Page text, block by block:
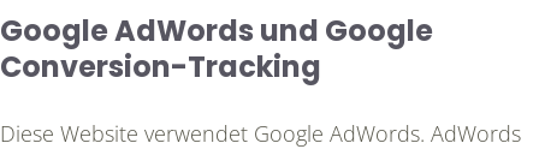
Google AdWords und Google
Conversion-Tracking
Diese Website verwendet Google AdWords. AdWords